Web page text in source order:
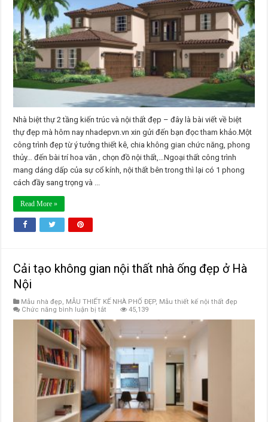
tầng
kiến
trúc
và
nội
thất
đẹp
Nhà biệt thự 2 tầng kiến trúc và nội thất đẹp – đây là bài viết về biệt
thự đẹp mà hôm nay nhadepvn.vn xin gửi đến bạn đọc tham khảo.Một
công trình đẹp từ ý tưởng thiết kê, chia không gian chức năng, phong
thủy… đến bài trí hoa văn , chọn đồ nội thất,…Ngoại thất công trình
mang dáng dấp của sự cổ kính, nội thất bên trong thì lại có 1 phong
cách đầy sang trọng và ...
Read More »
Cải tạo không gian nội thất nhà ống đẹp ở Hà
Nội
Mẫu nhà đẹp MẪU THIẾT KẾ NHÀ PHỐ ĐẸP, Mẫu thiết kế nội thất đẹp
Chức năng bình luận bị tắt
gian
nội
thất
nhà
ống
đẹp
Hà
Nội
45,139